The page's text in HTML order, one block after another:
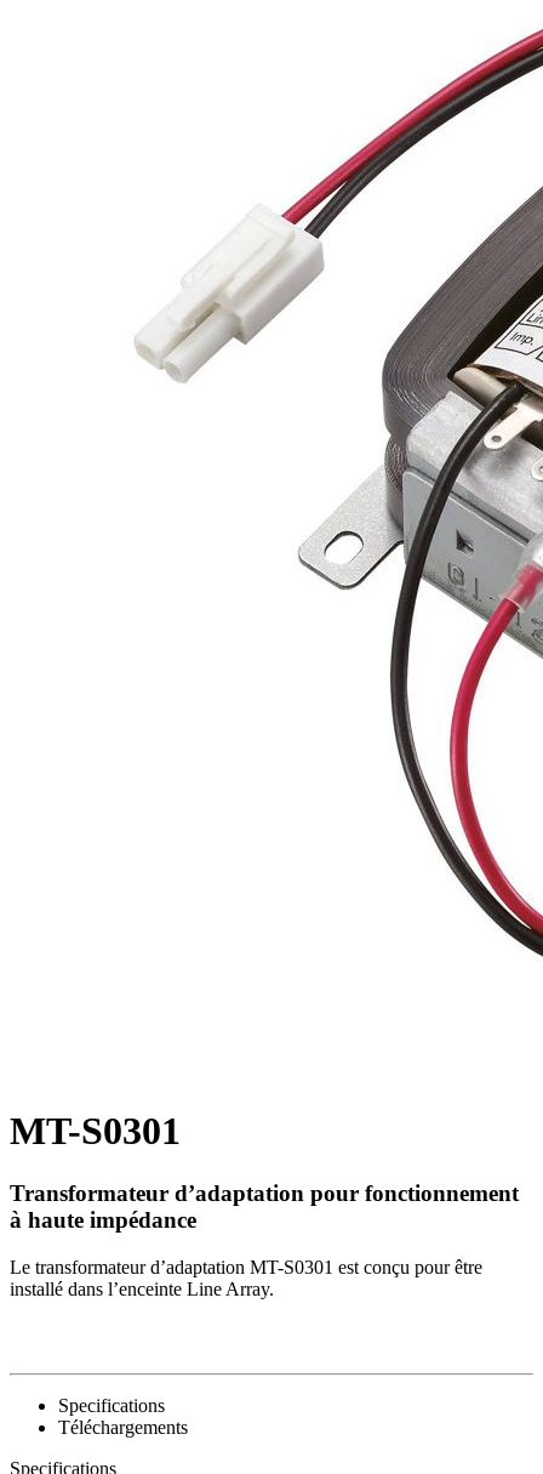
MT-S0301
Transformateur d’adaptation pour fonctionnement
à haute impédance
Le transformateur d’adaptation MT-S0301 est conçu pour être
installé dans l’enceinte Line Array.
Specifications
Téléchargements
Specifications